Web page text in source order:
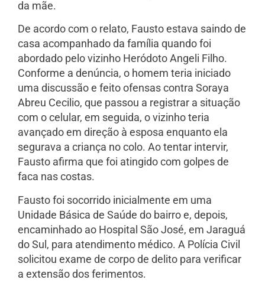
da mãe.
De acordo com o relato, Fausto estava saindo de
casa acompanhado da família quando foi
abordado pelo vizinho Heródoto Angeli Filho.
Conforme a denúncia, o homem teria iniciado
uma discussão e feito ofensas contra Soraya
Abreu Cecilio, que passou a registrar a situação
com o celular, em seguida, o vizinho teria
avançado em direção à esposa enquanto ela
segurava a criança no colo. Ao tentar intervir,
Fausto afirma que foi atingido com golpes de
faca nas costas.
Fausto foi socorrido inicialmente em uma
Unidade Básica de Saúde do bairro e, depois,
encaminhado ao Hospital São José, em Jaraguá
do Sul, para atendimento médico. A Polícia Civil
solicitou exame de corpo de delito para verificar
a extensão dos ferimentos.